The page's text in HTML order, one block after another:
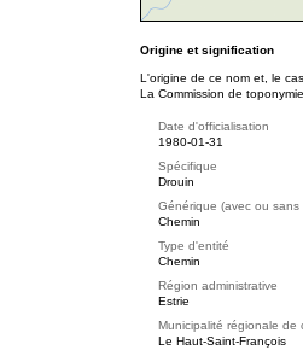
Origine et signification
L'origine de ce nom et, le
La Commission de
Date d'officialisation
1980-01-31
Spécifique
Drouin
Générique (avec ou sans
Chemin
Type d'entité
Chemin
Région administrative
Estrie
Municipalité régionale de
Le Haut-Saint-François